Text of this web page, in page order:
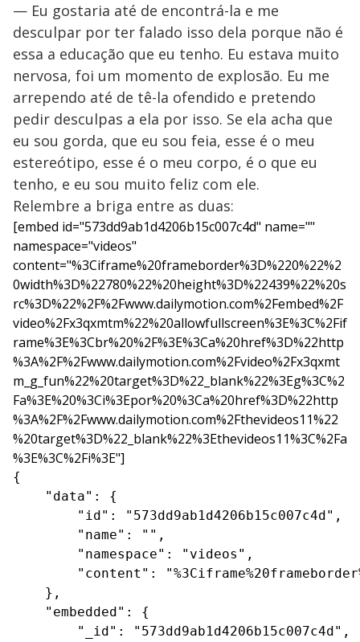
— Eu gostaria até de encontrá-la e me
desculpar por ter falado isso dela porque não é
essa a educação que eu tenho. Eu estava muito
nervosa, foi um momento de explosão. Eu me
arrependo até de tê-la ofendido e pretendo
pedir desculpas a ela por isso. Se ela acha que
eu sou gorda, que eu sou feia, esse é o meu
estereótipo, esse é o meu corpo, é o que eu
tenho, e eu sou muito feliz com ele.
Relembre a briga entre as duas:
[embed id="573dd9ab1d4206b15c007c4d" name=""
namespace="videos"
content="%3Ciframe%20frameborder%3D%220%22%2
0width%3D%22780%22%20height%3D%22439%22%20s
rc%3D%22%2F%2Fwww.dailymotion.com%2Fembed%2F
video%2Fx3qxmtm%22%20allowfullscreen%3E%3C%2Fif
rame%3E%3Cbr%20%2F%3E%3Ca%20href%3D%22http
%3A%2F%2Fwww.dailymotion.com%2Fvideo%2Fx3qxmt
m_g_fun%22%20target%3D%22_blank%22%3Eg%3C%2
Fa%3E%20%3Ci%3Epor%20%3Ca%20href%3D%22http
%3A%2F%2Fwww.dailymotion.com%2Fthevideos11%22
%20target%3D%22_blank%22%3Ethevideos11%3C%2Fa
%3E%3C%2Fi%3E"]
{
    "data": {
        "id": "573dd9ab1d4206b15c007c4d",
        "name": "",
        "namespace": "videos",
"content":
    },
    "embedded": {
        "_id": "573dd9ab1d4206b15c007c4d",